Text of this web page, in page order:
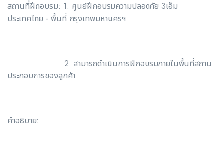
สถานที่ฝึกอบรม: 1. ศูนย์ฝึกอบรมความปลอดภัย 3เอ็ม
ประเทศไทย - พื้นที่ กรุงเทพมหานครฯ
2. สามารถดำเนินการฝึกอบรมภายในพื้นที่สถาน
ประกอบการของลูกค้า
คำอธิบาย: